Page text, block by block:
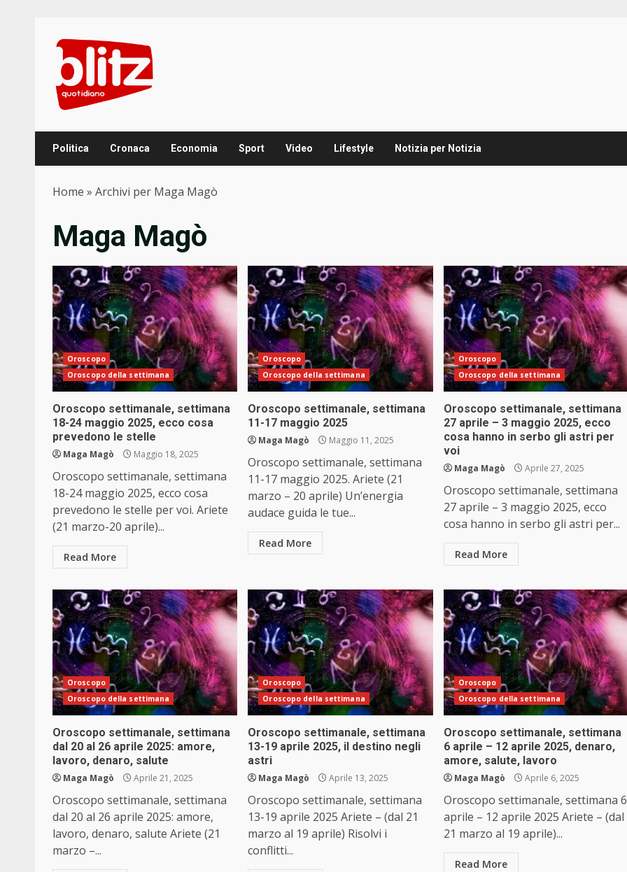
content
Politica Cronaca Economia Sport Video Lifestyle Notizia per Notizia
Home » Archivi per Maga Magò
Maga Magò
Oroscopo
Oroscopo della settimana
Oroscopo settimanale, settimana
18-24 maggio 2025, ecco cosa
prevedono le stelle
Maga Magò Maggio 18, 2025
Oroscopo settimanale, settimana
18-24 maggio 2025, ecco cosa
prevedono le stelle per voi. Ariete
(21 marzo-20 aprile)...
Read More
Oroscopo
Oroscopo della settimana
Oroscopo settimanale, settimana
11-17 maggio 2025
Maga Magò Maggio 11, 2025
Oroscopo settimanale, settimana
11-17 maggio 2025. Ariete (21
marzo – 20 aprile) Un’energia
audace guida le tue...
Read More
Oroscopo
Oroscopo della settimana
Oroscopo settimanale, settimana
27 aprile – 3 maggio 2025, ecco
cosa hanno in serbo gli astri per
voi
Maga Magò Aprile 27, 2025
Oroscopo settimanale, settimana
27 aprile – 3 maggio 2025, ecco
cosa hanno in serbo gli astri per...
Read More
Oroscopo
Oroscopo della settimana
Oroscopo settimanale, settimana
dal 20 al 26 aprile 2025: amore,
lavoro, denaro, salute
Maga Magò Aprile 21, 2025
Oroscopo settimanale, settimana
dal 20 al 26 aprile 2025: amore,
lavoro, denaro, salute Ariete (21
marzo –...
Oroscopo
Oroscopo della settimana
Oroscopo settimanale, settimana
13-19 aprile 2025, il destino negli
astri
Maga Magò Aprile 13, 2025
Oroscopo settimanale, settimana
13-19 aprile 2025 Ariete – (dal 21
marzo al 19 aprile) Risolvi i
conflitti...
Oroscopo
Oroscopo della settimana
Oroscopo settimanale, settimana
6 aprile – 12 aprile 2025, denaro,
amore, salute, lavoro
Maga Magò Aprile 6, 2025
Oroscopo settimanale, settimana 6
aprile – 12 aprile 2025 Ariete – (dal
21 marzo al 19 aprile)...
Read More